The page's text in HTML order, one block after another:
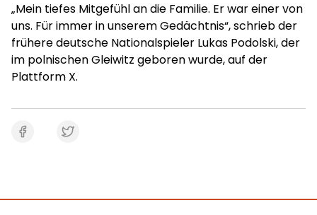
„Mein tiefes Mitgefühl an die Familie. Er war einer von
uns. Für immer in unserem Gedächtnis“, schrieb der
frühere deutsche Nationalspieler Lukas Podolski, der
im polnischen Gleiwitz geboren wurde, auf der
Plattform X.